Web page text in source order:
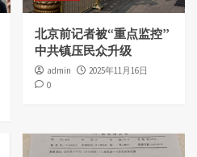
北京前记者被“重点监控”
中共镇压民众升级
admin
2025年11月16日
0